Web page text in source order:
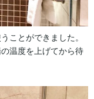
ことができました。
温度を上げてから待